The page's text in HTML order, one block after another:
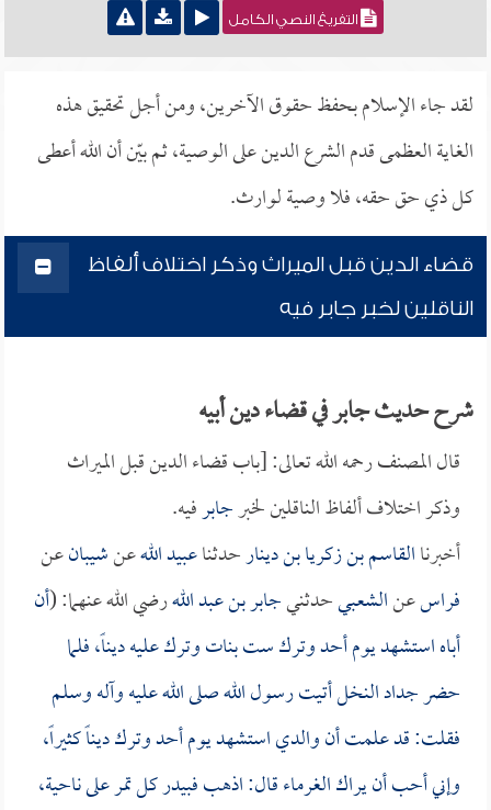
التفريغ النصي الكامل
لقد جاء الإسلام بحفظ حقوق الآخرين، ومن أجل تحقيق هذه
الغاية العظمى قدم الشرع الدين على الوصية، ثم بيّن أن الله أعطى
كل ذي حق حقه، فلا وصية لوارث.
قضاء الدين قبل الميراث وذكر اختلاف ألفاظ
الناقلين لخبر جابر فيه
شرح حديث جابر في قضاء دين أبيه
قال المصنف رحمه الله تعالى: [باب قضاء الدين قبل الميراث
وذكر اختلاف ألفاظ الناقلين لخبرجابرفيه.
أخبرناالقاسم بن زكريا بن دينارحدثناعبيد اللهعنشيبانعن
فراسعنالشعبيحدثنيجابر بن عبد اللهرضي الله عنهما: (أن
أباه استشهد يوم أحد وترك ست بنات وترك عليه ديناً، فلما
حضر جداد النخل أتيت رسول الله صلى الله عليه وآله وسلم
فقلت: قد علمت أن والدي استشهد يوم أحد وترك ديناً كثيراً،
وإني أحب أن يراك الغرماء قال: اذهب فبيدر كل تمر على ناحية،